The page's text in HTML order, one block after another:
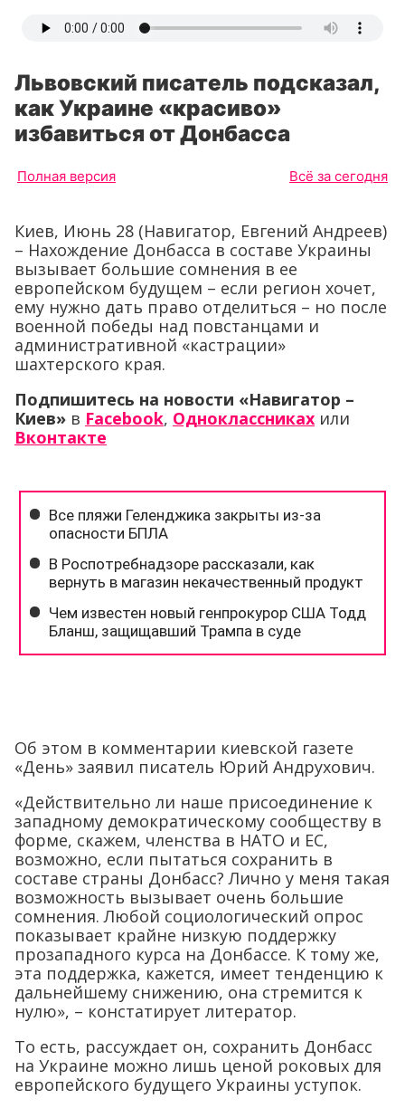
Львовский писатель подсказал,
как Украине «красиво»
избавиться от Донбасса
Полная версия Всё за сегодня
Киев, Июнь 28 (Навигатор, Евгений Андреев)
– Нахождение Донбасса в составе Украины
вызывает большие сомнения в ее
европейском будущем – если регион хочет,
ему нужно дать право отделиться – но после
военной победы над повстанцами и
административной «кастрации»
шахтерского края.
Подпишитесь на новости «Навигатор –
Киев» в Facebook, Одноклассниках или
Вконтакте
Об этом в комментарии киевской газете
«День» заявил писатель Юрий Андрухович.
«Действительно ли наше присоединение к
западному демократическому сообществу в
форме, скажем, членства в НАТО и ЕС,
возможно, если пытаться сохранить в
составе страны Донбасс? Лично у меня такая
возможность вызывает очень большие
сомнения. Любой социологический опрос
показывает крайне низкую поддержку
прозападного курса на Донбассе. К тому же,
эта поддержка, кажется, имеет тенденцию к
дальнейшему снижению, она стремится к
нулю», – констатирует литератор.
То есть, рассуждает он, сохранить Донбасс
на Украине можно лишь ценой роковых для
европейского будущего Украины уступок.